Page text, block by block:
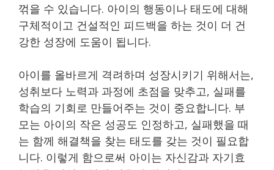
꺾을 수 있습니다. 아이의 행동이나 태도에 대해
구체적이고 건설적인 피드백을 하는 것이 더 건
강한 성장에 도움이 됩니다.
아이를 올바르게 격려하며 성장시키기 위해서는,
성취보다 노력과 과정에 초점을 맞추고, 실패를
학습의 기회로 만들어주는 것이 중요합니다. 부
모는 아이의 작은 성공도 인정하고, 실패했을 때
는 함께 해결책을 찾는 태도를 갖는 것이 필요합
니다. 이렇게 함으로써 아이는 자신감과 자기효